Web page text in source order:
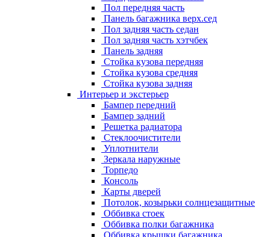
Пол передняя часть
Панель багажника верх.сед
Пол задняя часть седан
Пол задняя часть хэтчбек
Панель задняя
Стойка кузова передняя
Стойка кузова средняя
Стойка кузова задняя
Интерьер и экстерьер
Бампер передний
Бампер задний
Решетка радиатора
Стеклоочистители
Уплотнители
Зеркала наружные
Торпедо
Консоль
Карты дверей
Потолок, козырьки солнцезащитные
Оббивка стоек
Оббивка полки багажника
Оббивка крышки багажника